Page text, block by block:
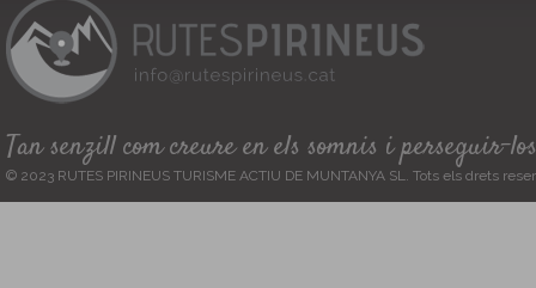
Tan senzill com creure en els somnis i perseguir-los
© 2023 RUTES PIRINEUS TURISME ACTIU DE MUNTANYA SL. Tots els drets